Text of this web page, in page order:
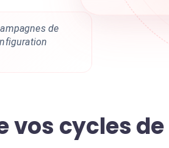
de
vos cycles